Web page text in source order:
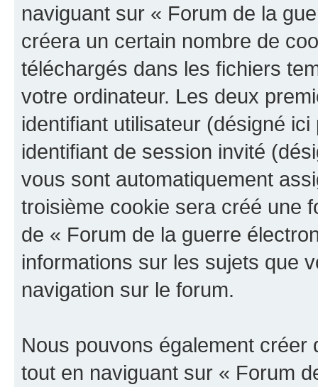
naviguant sur « Forum de la
créera un certain nombre de
téléchargés dans les fichiers
votre ordinateur. Les deux
identifiant utilisateur (désigné
identifiant de session invité
vous sont automatiquement
troisième cookie sera créé une
de « Forum de la guerre
informations sur les sujets que
navigation sur le forum.
Nous pouvons également
tout en naviguant sur « Forum